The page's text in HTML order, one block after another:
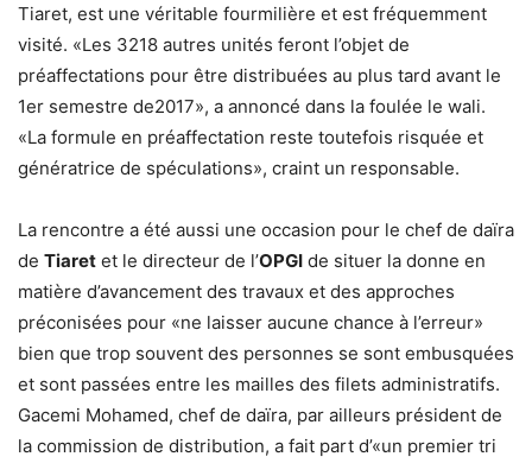
Tiaret, est une véritable fourmilière et est fréquemment
visité. «Les 3218 autres unités feront l’objet de
préaffectations pour être distribuées au plus tard avant le
1er semestre de2017», a annoncé dans la foulée le wali.
«La formule en préaffectation reste toutefois risquée et
génératrice de spéculations», craint un responsable.
La rencontre a été aussi une occasion pour le chef de daïra
de Tiaret et le directeur de l’OPGI de situer la donne en
matière d’avancement des travaux et des approches
préconisées pour «ne laisser aucune chance à l’erreur»
bien que trop souvent des personnes se sont embusquées
et sont passées entre les mailles des filets administratifs.
Gacemi Mohamed, chef de daïra, par ailleurs président de
la commission de distribution, a fait part d’«un premier tri